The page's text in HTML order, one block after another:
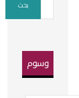
وسوم